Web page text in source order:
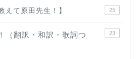
えて原田先生！】 25
（翻訳・和訳・歌詞つ
23